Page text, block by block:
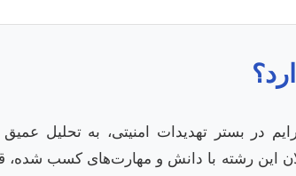
در بستر تهدیدات امنیتی، به تحلیل عمیق
این رشته با دانش و مهارت‌های کسب شده،